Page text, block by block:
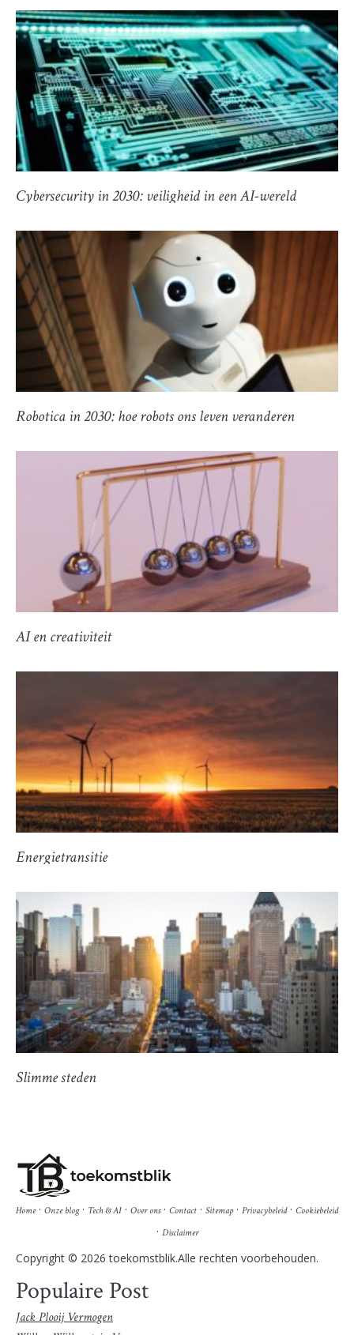
Cybersecurity in 2030: veiligheid in een AI-wereld
Robotica in 2030: hoe robots ons leven veranderen
AI en creativiteit
Energietransitie
Slimme steden
Home· Onze blog· Tech & AI · Over ons· Contact · Sitemap· Privacybeleid· Cookiebeleid
· Disclaimer
Copyright © 2026 toekomstblik.Alle rechten voorbehouden.
Populaire Post
Jack Plooij Vermogen